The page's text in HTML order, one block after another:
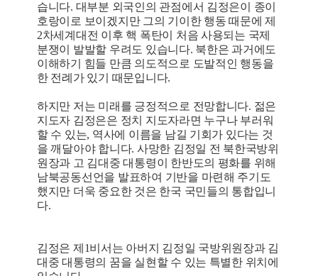
습니다. 대부분 외국인의 관점에서 김정은이 종이
호랑이로 보이겠지만 그의 기이한 행동 때문에 제
2차세계대전 이후 핵 폭탄이 처음 사용되는 국제
분쟁이 발발할 우려도 있습니다. 북한은 과거에도
이해하기 힘들 만큼 의도적으로 도발적인 행동을
한 전례가 있기 때문입니다.
하지만 저는 미래를 긍정적으로 전망합니다. 젊은
지도자 김정은은 정치 지도자라면 누구나 부러워
할 수 있는, 역사에 이름을 남길 기회가 있다는 것
을 깨달아야 합니다. 사망한 김정일 전 북한국방위
원장과 고 김대중 대통령이 한반도의 평화를 위해
남북공동선언을 발표하여 기반을 마련해 주기도
했지만 더욱 중요한 것은 한국 국민들의 통합입니
다.
김정은 제1비서는 아버지 김정일 국방위원장과 김
대중 대통령의 꿈을 실현할 수 있는 특별한 위치에